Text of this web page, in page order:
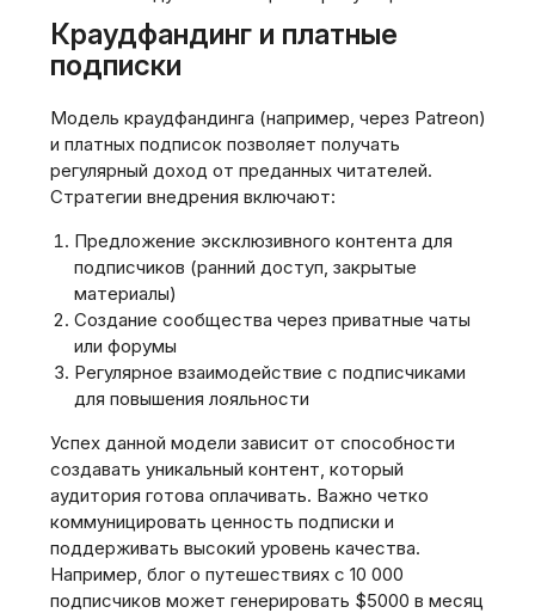
Краудфандинг и платные
подписки
Модель краудфандинга (например, через Patreon)
и платных подписок позволяет получать
регулярный доход от преданных читателей.
Стратегии внедрения включают:
Предложение эксклюзивного контента для
подписчиков (ранний доступ, закрытые
материалы)
Создание сообщества через приватные чаты
или форумы
Регулярное взаимодействие с подписчиками
для повышения лояльности
Успех данной модели зависит от способности
создавать уникальный контент, который
аудитория готова оплачивать. Важно четко
коммуницировать ценность подписки и
поддерживать высокий уровень качества.
Например, блог о путешествиях с 10 000
подписчиков может генерировать $5000 в месяц